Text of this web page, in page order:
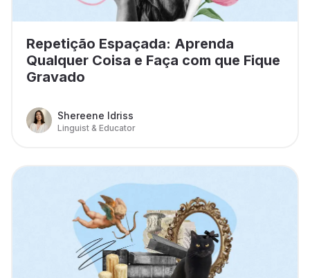
Repetição Espaçada: Aprenda
Qualquer Coisa e Faça com que Fique
Gravado
Shereene Idriss
Linguist & Educator